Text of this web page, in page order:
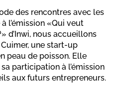
des rencontres avec les
l’émission «Qui veut
d’Inwi, nous accueillons
une start-up
peau de poisson. Elle
participation à l’émission
aux futurs entrepreneurs.